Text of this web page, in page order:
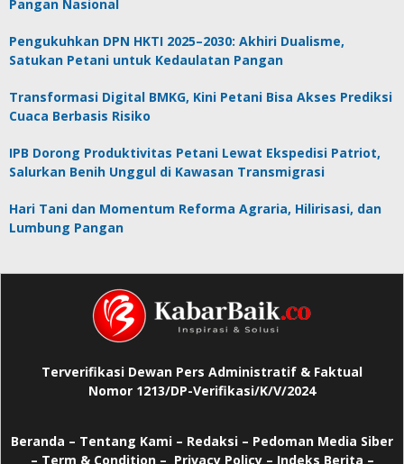
Pangan Nasional
Pengukuhkan DPN HKTI 2025–2030: Akhiri Dualisme,
Satukan Petani untuk Kedaulatan Pangan
Transformasi Digital BMKG, Kini Petani Bisa Akses Prediksi
Cuaca Berbasis Risiko
IPB Dorong Produktivitas Petani Lewat Ekspedisi Patriot,
Salurkan Benih Unggul di Kawasan Transmigrasi
Hari Tani dan Momentum Reforma Agraria, Hilirisasi, dan
Lumbung Pangan
Terverifikasi Dewan Pers Administratif & Faktual
Nomor 1213/DP-Verifikasi/K/V/2024
Beranda – Tentang Kami – Redaksi – Pedoman Media Siber
– Term & Condition – Privacy Policy– Indeks Berita –